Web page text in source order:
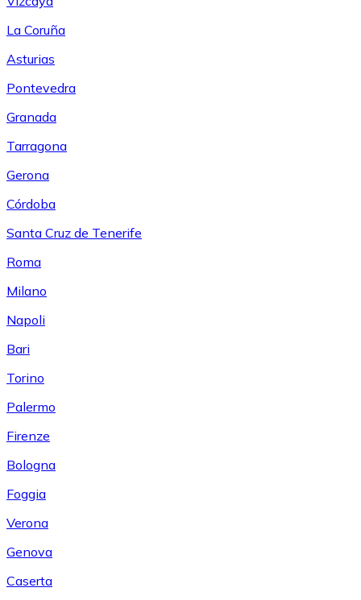
La Coruña
Asturias
Pontevedra
Granada
Tarragona
Gerona
Córdoba
Santa Cruz de Tenerife
Roma
Milano
Napoli
Bari
Torino
Palermo
Firenze
Bologna
Foggia
Verona
Genova
Caserta